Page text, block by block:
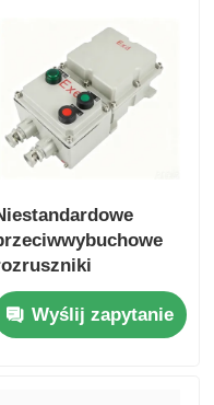
magnetyczne, panele
silnikami i
skrzynki sterowania
Wyślij zapytanie